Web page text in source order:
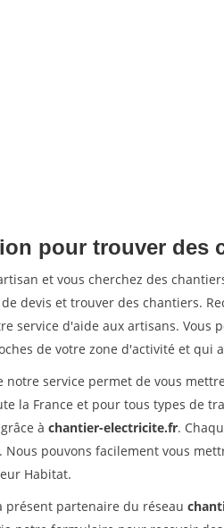
pour trouver des
et vous cherchez des
devis et trouver des chantiers.
service d'aide aux artisans. Vous
de votre zone d'activité et
notre service permet de vous
la France et pour tous types de
à chantier-electricite.fr.
Nous pouvons facilement vous
Habitat.
présent partenaire du réseau